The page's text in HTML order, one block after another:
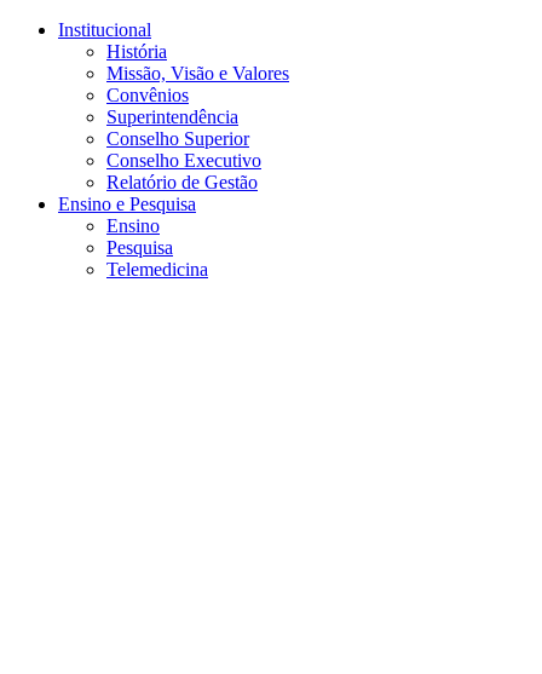
Conteúdo principal
Institucional
História
Missão, Visão e Valores
Convênios
Superintendência
Conselho Superior
Conselho Executivo
Relatório de Gestão
Ensino e Pesquisa
Ensino
Pesquisa
Telemedicina